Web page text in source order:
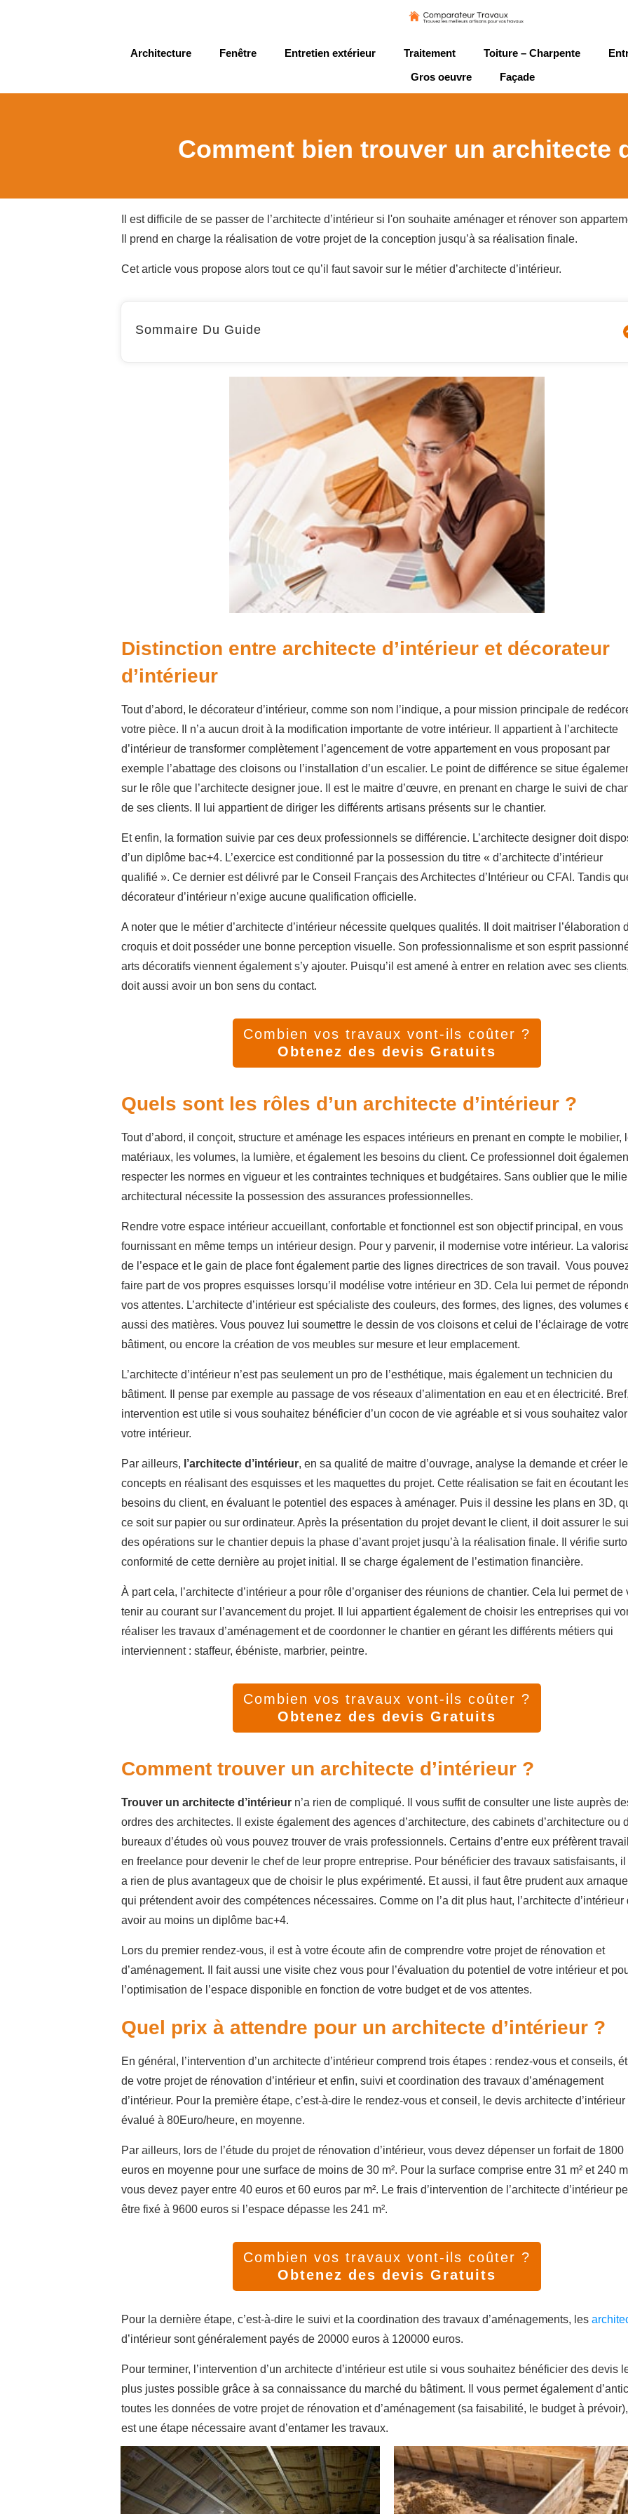
Architecture Fenêtre Entretien extérieur Traitement Toiture – Charpente
Gros oeuvre
Façade
Comment bien trouver un architecte
Il est difficile de se passer de l’architecte d’intérieur si l'on souhaite aménager et rénover son
Il prend en charge la réalisation de votre projet de la conception jusqu’à sa réalisation finale.
Cet article vous propose alors tout ce qu’il faut savoir sur le métier d’architecte d’intérieur.
Sommaire Du Guide
Distinction entre architecte d’intérieur et décorateur
d’intérieur
Tout d’abord, le décorateur d’intérieur, comme son nom l’indique, a pour mission principale de
votre pièce. Il n’a aucun droit à la modification importante de votre intérieur. Il appartient à l’architecte
d’intérieur de transformer complètement l’agencement de votre appartement en vous proposant par
exemple l’abattage des cloisons ou l’installation d’un escalier. Le point de différence se situe
sur le rôle que l’architecte designer joue. Il est le maitre d’œuvre, en prenant en charge le suivi de
de ses clients. Il lui appartient de diriger les différents artisans présents sur le chantier.
Et enfin, la formation suivie par ces deux professionnels se différencie. L’architecte designer doit
d’un diplôme bac+4. L’exercice est conditionné par la possession du titre « d’architecte d’intérieur
qualifié ». Ce dernier est délivré par le Conseil Français des Architectes d’Intérieur ou CFAI. Tandis
décorateur d’intérieur n’exige aucune qualification officielle.
A noter que le métier d’architecte d’intérieur nécessite quelques qualités. Il doit maitriser l’élaboration
croquis et doit posséder une bonne perception visuelle. Son professionnalisme et son esprit
arts décoratifs viennent également s’y ajouter. Puisqu’il est amené à entrer en relation avec ses
doit aussi avoir un bon sens du contact.
Combien vos travaux vont-ils coûter ?
Obtenez des devis Gratuits
Quels sont les rôles d’un architecte d’intérieur ?
Tout d’abord, il conçoit, structure et aménage les espaces intérieurs en prenant en compte le mobilier,
matériaux, les volumes, la lumière, et également les besoins du client. Ce professionnel doit
respecter les normes en vigueur et les contraintes techniques et budgétaires. Sans oublier que le
architectural nécessite la possession des assurances professionnelles.
Rendre votre espace intérieur accueillant, confortable et fonctionnel est son objectif principal, en vous
fournissant en même temps un intérieur design. Pour y parvenir, il modernise votre intérieur. La
de l’espace et le gain de place font également partie des lignes directrices de son travail. Vous
faire part de vos propres esquisses lorsqu’il modélise votre intérieur en 3D. Cela lui permet de
vos attentes. L’architecte d’intérieur est spécialiste des couleurs, des formes, des lignes, des volumes
aussi des matières. Vous pouvez lui soumettre le dessin de vos cloisons et celui de l’éclairage de
bâtiment, ou encore la création de vos meubles sur mesure et leur emplacement.
L’architecte d’intérieur n’est pas seulement un pro de l’esthétique, mais également un technicien du
bâtiment. Il pense par exemple au passage de vos réseaux d’alimentation en eau et en électricité.
intervention est utile si vous souhaitez bénéficier d’un cocon de vie agréable et si vous souhaitez
votre intérieur.
Par ailleurs, l’architecte d’intérieur, en sa qualité de maitre d’ouvrage, analyse la demande et créer
concepts en réalisant des esquisses et les maquettes du projet. Cette réalisation se fait en écoutant
besoins du client, en évaluant le potentiel des espaces à aménager. Puis il dessine les plans en 3D,
ce soit sur papier ou sur ordinateur. Après la présentation du projet devant le client, il doit assurer le
des opérations sur le chantier depuis la phase d’avant projet jusqu’à la réalisation finale. Il vérifie
conformité de cette dernière au projet initial. Il se charge également de l’estimation financière.
À part cela, l’architecte d’intérieur a pour rôle d’organiser des réunions de chantier. Cela lui permet de
tenir au courant sur l’avancement du projet. Il lui appartient également de choisir les entreprises qui
réaliser les travaux d’aménagement et de coordonner le chantier en gérant les différents métiers qui
interviennent : staffeur, ébéniste, marbrier, peintre.
Combien vos travaux vont-ils coûter ?
Obtenez des devis Gratuits
Comment trouver un architecte d’intérieur ?
Trouver un architecte d’intérieur n’a rien de compliqué. Il vous suffit de consulter une liste auprès
ordres des architectes. Il existe également des agences d’architecture, des cabinets d’architecture ou
bureaux d’études où vous pouvez trouver de vrais professionnels. Certains d’entre eux préfèrent
en freelance pour devenir le chef de leur propre entreprise. Pour bénéficier des travaux satisfaisants, il
a rien de plus avantageux que de choisir le plus expérimenté. Et aussi, il faut être prudent aux
qui prétendent avoir des compétences nécessaires. Comme on l’a dit plus haut, l’architecte d’intérieur
avoir au moins un diplôme bac+4.
Lors du premier rendez-vous, il est à votre écoute afin de comprendre votre projet de rénovation et
d’aménagement. Il fait aussi une visite chez vous pour l’évaluation du potentiel de votre intérieur et
l’optimisation de l’espace disponible en fonction de votre budget et de vos attentes.
Quel prix à attendre pour un architecte d’intérieur ?
En général, l’intervention d’un architecte d’intérieur comprend trois étapes : rendez-vous et conseils,
de votre projet de rénovation d’intérieur et enfin, suivi et coordination des travaux d’aménagement
d’intérieur. Pour la première étape, c’est-à-dire le rendez-vous et conseil, le devis architecte d’intérieur
évalué à 80Euro/heure, en moyenne.
Par ailleurs, lors de l’étude du projet de rénovation d’intérieur, vous devez dépenser un forfait de 1800
euros en moyenne pour une surface de moins de 30 m². Pour la surface comprise entre 31 m² et 240
vous devez payer entre 40 euros et 60 euros par m². Le frais d’intervention de l’architecte d’intérieur
être fixé à 9600 euros si l’espace dépasse les 241 m².
Combien vos travaux vont-ils coûter ?
Obtenez des devis Gratuits
Pour la dernière étape, c’est-à-dire le suivi et la coordination des travaux d’aménagements, les
d’intérieur sont généralement payés de 20000 euros à 120000 euros.
Pour terminer, l’intervention d’un architecte d’intérieur est utile si vous souhaitez bénéficier des devis
plus justes possible grâce à sa connaissance du marché du bâtiment. Il vous permet également
toutes les données de votre projet de rénovation et d’aménagement (sa faisabilité, le budget à
est une étape nécessaire avant d’entamer les travaux.